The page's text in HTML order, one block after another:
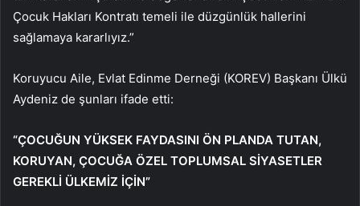
Çocuk Hakları Kontratı temeli ile düzgünlük hallerini
sağlamaya kararlıyız.”
Koruyucu Aile, Evlat Edinme Derneği (KOREV) Başkanı Ülkü
Aydeniz de şunları ifade etti:
“ÇOCUĞUN YÜKSEK FAYDASINI ÖN PLANDA TUTAN,
KORUYAN, ÇOCUĞA ÖZEL TOPLUMSAL SİYASETLER
GEREKLİ ÜLKEMİZ İÇİN”